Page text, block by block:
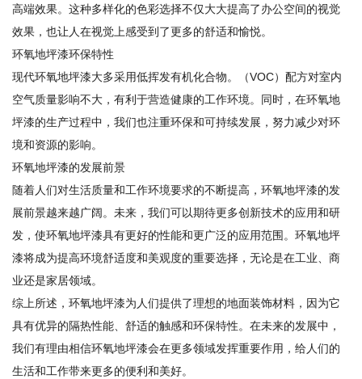
高端效果。这种多样化的色彩选择不仅大大提高了办公空间的视觉
效果，也让人在视觉上感受到了更多的舒适和愉悦。
环氧地坪漆环保特性
现代环氧地坪漆大多采用低挥发有机化合物。（VOC）配方对室内
空气质量影响不大，有利于营造健康的工作环境。同时，在环氧地
坪漆的生产过程中，我们也注重环保和可持续发展，努力减少对环
境和资源的影响。
环氧地坪漆的发展前景
随着人们对生活质量和工作环境要求的不断提高，环氧地坪漆的发
展前景越来越广阔。未来，我们可以期待更多创新技术的应用和研
发，使环氧地坪漆具有更好的性能和更广泛的应用范围。环氧地坪
漆将成为提高环境舒适度和美观度的重要选择，无论是在工业、商
业还是家居领域。
综上所述，环氧地坪漆为人们提供了理想的地面装饰材料，因为它
具有优异的隔热性能、舒适的触感和环保特性。在未来的发展中，
我们有理由相信环氧地坪漆会在更多领域发挥重要作用，给人们的
生活和工作带来更多的便利和美好。